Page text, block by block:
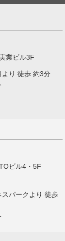
業ビル3F
り 徒歩 約3分
ビル4・5F
パークより 徒歩